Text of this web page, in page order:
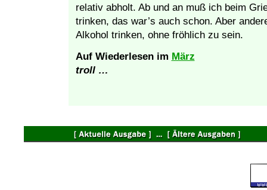
relativ abholt. Ab und an muß ich beim
trinken, das war’s auch schon. Aber
Alkohol trinken, ohne fröhlich zu sein.
Auf Wiederlesen im März
troll …